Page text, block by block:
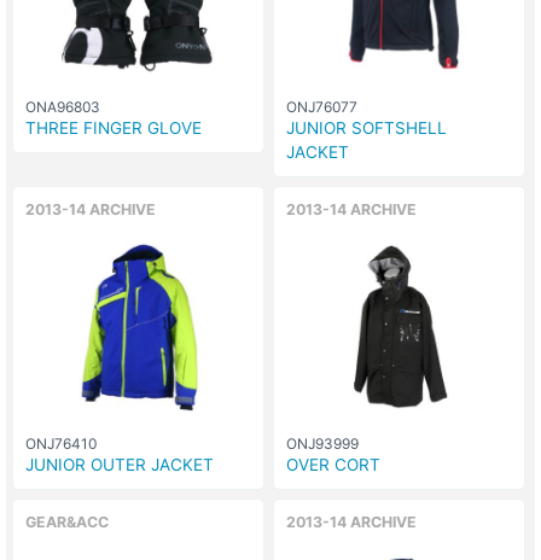
ONA96803
THREE FINGER GLOVE
ONJ76077
JUNIOR SOFTSHELL
JACKET
2013-14 ARCHIVE
ONJ76410
JUNIOR OUTER JACKET
2013-14 ARCHIVE
ONJ93999
OVER CORT
GEAR&ACC 2013-14 ARCHIVE